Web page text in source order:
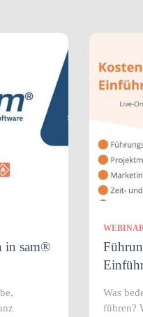
in sam®
Was
führen?